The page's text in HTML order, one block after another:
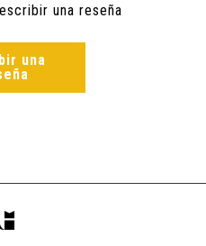
una reseña
una